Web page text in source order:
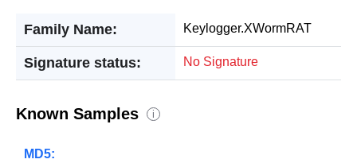
Family Name: Keylogger.XWormRAT
Signature status: No Signature
Known Samples i
MD5: